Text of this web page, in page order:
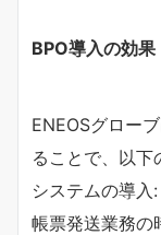
BPO導入の効果
ENEOSグロー
ることで、以下
システムの導入:
帳票発送業務の